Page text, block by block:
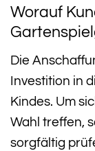
Worauf
Die
Investition in
Kindes. Um
Wahl treffen,
sorgfältig